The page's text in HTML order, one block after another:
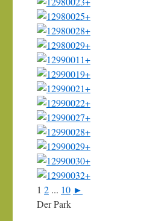
1 2 ... 10 ►
Der Park